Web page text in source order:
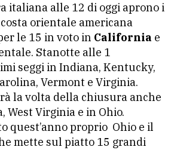
italiana alle 12 di oggi aprono i
orientale americana
le 15 in voto in California e
Stanotte alle 1
seggi in Indiana, Kentucky,
Vermont e Virginia.
la volta della chiusura anche
West Virginia e in Ohio.
quest’anno proprio Ohio e il
mette sul piatto 15 grandi